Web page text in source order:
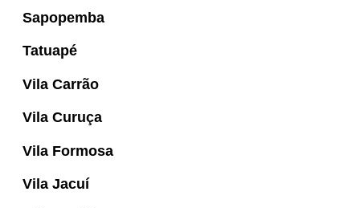
Sapopemba
Tatuapé
Vila Carrão
Vila Curuça
Vila Formosa
Vila Jacuí